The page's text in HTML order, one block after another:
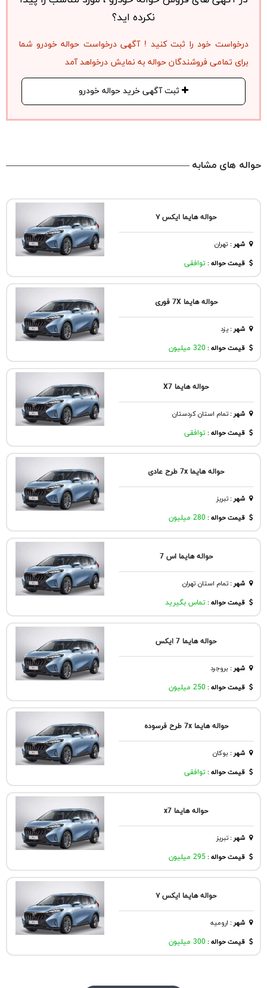
نکرده اید؟
درخواست خود را ثبت کنید ! آگهی درخواست حواله خودرو شما
برای تمامی فروشندگان حواله به نمایش درخواهد آمد
ثبت آگهی خرید حواله خودرو
حواله های مشابه
حواله هایما ایکس ۷
شهر: تهران
قیمت حواله : توافقی
حواله هایما 7X فوری
شهر:يزد
قیمت حواله : 320 میلیون
حواله هایما X7
شهر:تمام استان کردستان
قیمت حواله : توافقی
حواله هایما 7x طرح عادی
شهر:تبريز
قیمت حواله : 280 میلیون
حواله هایما اس 7
شهر:تمام استان تهران
قیمت حواله : تماس بگیرید
حواله هایما 7 ایکس
شهر: بروجرد
قیمت حواله : 250 میلیون
حواله هایما 7x طرح فرسوده
شهر: بوكان
قیمت حواله : توافقی
حواله هایما x7
شهر:تبريز
قیمت حواله :295 میلیون
حواله هایما ایکس ۷
شهر: اروميه
قیمت حواله : 300 میلیون